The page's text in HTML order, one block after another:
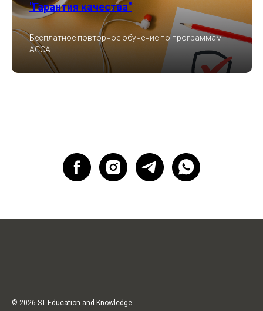
"Гарантия качества"
Бесплатное повторное обучение по программам
ACCA
© 2026 ST Education and Knowledge